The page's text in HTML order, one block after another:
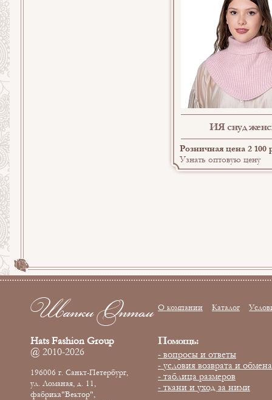
ИЯ снуд
Розничная цена 2 100
Узнать оптовую цену
Hats Fashion Group
@ 2010-2026
196006 г. Санкт-Петербург,
ул. Ломаная, д. 11,
фабрика"Вектор",
О компании Каталог
Помощь:
- вопросы и ответы
- условия возврата и обмена
- таблица размеров
- ткани и уход за ними